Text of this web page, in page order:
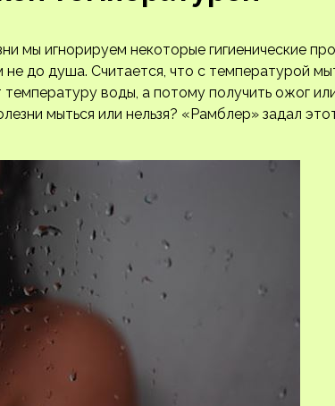
мы игнорируем некоторые гигиенические
до душа. Считается, что с температурой
воды, а потому получить ожог
мыться или нельзя? «Рамблер» задал